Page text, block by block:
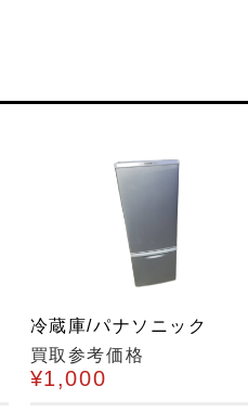
冷蔵庫/パナソニック
買取参考価格
¥1,000